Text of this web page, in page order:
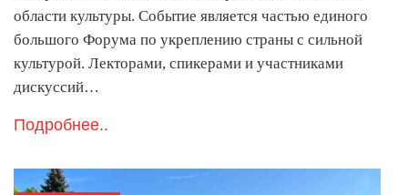
области культуры. Событие является частью единого
большого Форума по укреплению страны с сильной
культурой. Лекторами, спикерами и участниками
дискуссий…
Подробнее..